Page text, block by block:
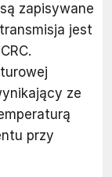
zapisywane
jest
ze
przy